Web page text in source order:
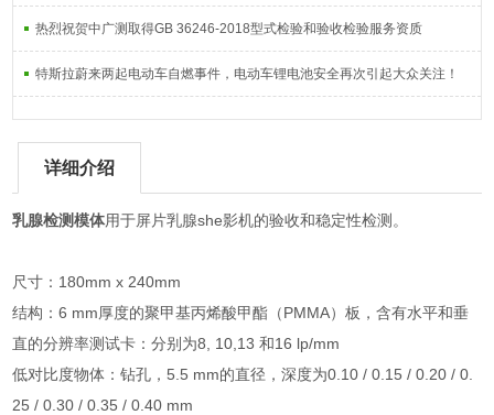
热烈祝贺中广测取得GB 36246-2018型式检验和验收检验服务资质
特斯拉蔚来两起电动车自燃事件，电动车锂电池安全再次引起大众关注！
详细介绍
乳腺检测模体用于屏片乳腺she影机的验收和稳定性检测。
尺寸：180mm x 240mm
结构：6 mm厚度的聚甲基丙烯酸甲酯（PMMA）板，含有水平和垂
直的分辨率测试卡：分别为8, 10,13 和16 lp/mm
低对比度物体：钻孔，5.5 mm的直径，深度为0.10 / 0.15 / 0.20 / 0.
25 / 0.30 / 0.35 / 0.40 mm